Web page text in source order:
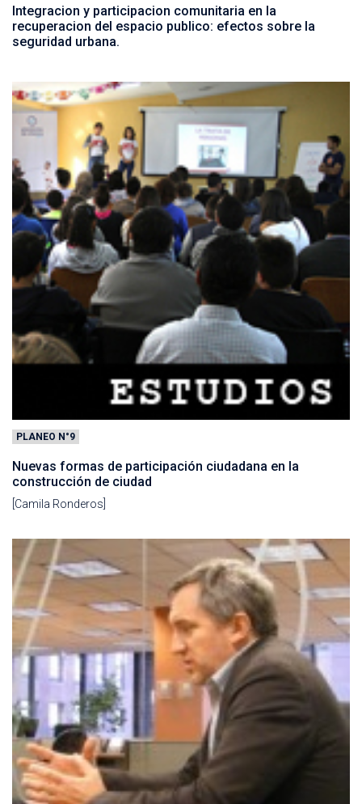
Integracion y participacion comunitaria en la
recuperacion del espacio publico: efectos sobre la
seguridad urbana.
PLANEO N°9
Nuevas formas de participación ciudadana en la
construcción de ciudad
[Camila Ronderos]